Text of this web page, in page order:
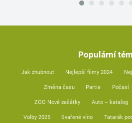
Populární
Jak zhubnout Nejlepší filmy 2024
Změna času Partie Počasí
ZOO Nové začátky Auto – katalog
Volby 2025 Svařené víno Tatarák